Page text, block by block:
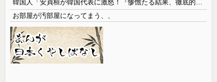
お部屋が汚部屋になってまう、、